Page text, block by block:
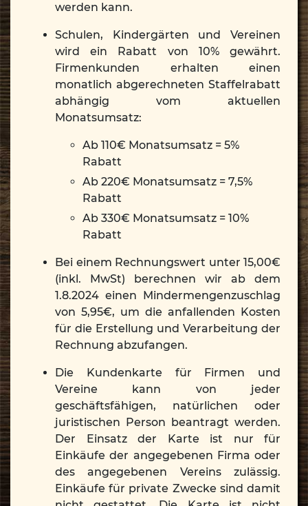
werden kann.
Schulen, Kindergärten und Vereinen
wird ein Rabatt von 10% gewährt.
Firmenkunden erhalten einen
monatlich abgerechneten Staffelrabatt
abhängig vom aktuellen
Monatsumsatz:
Ab 110€ Monatsumsatz = 5%
Rabatt
Ab 220€ Monatsumsatz = 7,5%
Rabatt
Ab 330€ Monatsumsatz = 10%
Rabatt
Bei einem Rechnungswert unter 15,00€
(inkl. MwSt) berechnen wir ab dem
1.8.2024 einen Mindermengenzuschlag
von 5,95€, um die anfallenden Kosten
für die Erstellung und Verarbeitung der
Rechnung abzufangen.
Die Kundenkarte für Firmen und
Vereine kann von jeder
geschäftsfähigen, natürlichen oder
juristischen Person beantragt werden.
Der Einsatz der Karte ist nur für
Einkäufe der angegebenen Firma oder
des angegebenen Vereins zulässig.
Einkäufe für private Zwecke sind damit